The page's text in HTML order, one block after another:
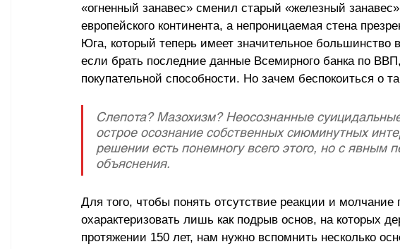
«огненный занавес» сменил старый «железный
европейского континента, а непроницаемая стена
Юга, который теперь имеет значительное
если брать последние данные Всемирного банка по
покупательной способности. Но зачем беспокоиться о
Слепота? Мазохизм? Неосознанные
острое осознание собственных сиюминутных
решении есть понемногу всего этого, но с явным
объяснения.
Для того, чтобы понять отсутствие реакции и
охарактеризовать лишь как подрыв основ, на которых
протяжении 150 лет, нам нужно вспомнить несколько